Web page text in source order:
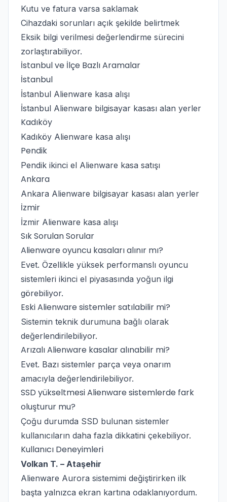
Kutu ve fatura varsa saklamak
Cihazdaki sorunları açık şekilde belirtmek
Eksik bilgi verilmesi değerlendirme sürecini
zorlaştırabiliyor.
İstanbul ve İlçe Bazlı Aramalar
İstanbul
İstanbul Alienware kasa alışı
İstanbul Alienware bilgisayar kasası alan yerler
Kadıköy
Kadıköy Alienware kasa alışı
Pendik
Pendik ikinci el Alienware kasa satışı
Ankara
Ankara Alienware bilgisayar kasası alan yerler
İzmir
İzmir Alienware kasa alışı
Sık Sorulan Sorular
Alienware oyuncu kasaları alınır mı?
Evet. Özellikle yüksek performanslı oyuncu
sistemleri ikinci el piyasasında yoğun ilgi
görebiliyor.
Eski Alienware sistemler satılabilir mi?
Sistemin teknik durumuna bağlı olarak
değerlendirilebiliyor.
Arızalı Alienware kasalar alınabilir mi?
Evet. Bazı sistemler parça veya onarım
amacıyla değerlendirilebiliyor.
SSD yükseltmesi Alienware sistemlerde fark
oluşturur mu?
Çoğu durumda SSD bulunan sistemler
kullanıcıların daha fazla dikkatini çekebiliyor.
Kullanıcı Deneyimleri
Volkan T. – Ataşehir
Alienware Aurora sistemimi değiştirirken ilk
başta yalnızca ekran kartına odaklanıyordum.